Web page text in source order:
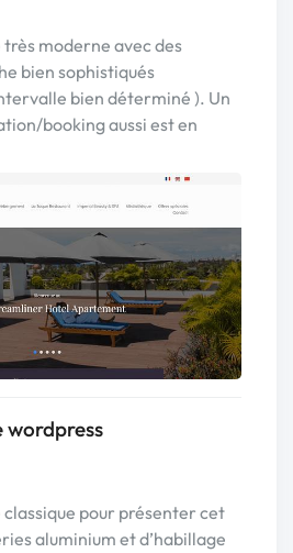
moderne avec des
bien sophistiqués
bien déterminé ). Un
booking aussi est en
wordpress
pour présenter cet
aluminium et d’habillage